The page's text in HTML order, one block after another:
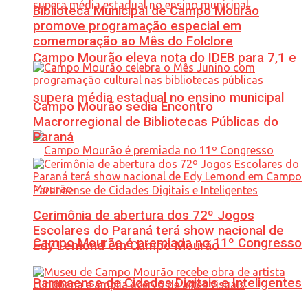
Campo Mourão eleva nota do IDEB para 7,1 e
supera média estadual no ensino municipal
Campo Mourão é premiada no 11º Congresso
Paranaense de Cidades Digitais e Inteligentes
Biblioteca Municipal de Campo Mourão
promove programação especial em
comemoração ao Mês do Folclore
Campo Mourão sedia Encontro
Macrorregional de Bibliotecas Públicas do
Paraná
Cerimônia de abertura dos 72º Jogos
Escolares do Paraná terá show nacional de
Edy Lemond em Campo Mourão